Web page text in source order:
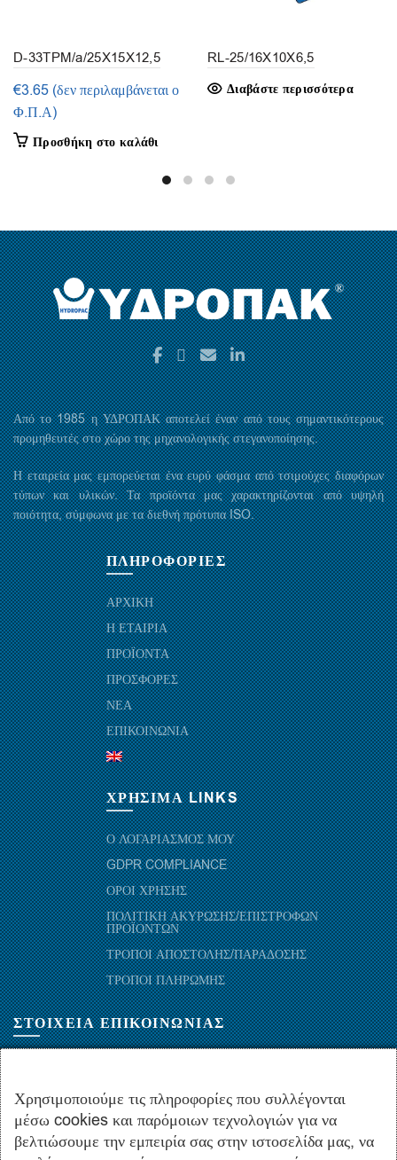
D-33TPM/a/25X15X12,5
(1τμ.)
€3.65 (δεν περιλαμβάνεται ο
Φ.Π.Α)
Προσθήκη στο καλάθι
RL-25/16X10X6,5
Διαβάστε περισσότερα
Από το 1985 η ΥΔΡΟΠΑΚ αποτελεί έναν από τους σημαντικότερους
προμηθευτές στο χώρο της μηχανολογικής στεγανοποίησης.
Η εταιρεία μας εμπορεύεται ένα ευρύ φάσμα από τσιμούχες διαφόρων
τύπων και υλικών. Τα προϊόντα μας χαρακτηρίζονται από υψηλή
ποιότητα, σύμφωνα με τα διεθνή πρότυπα ISO.
ΠΛΗΡΟΦΟΡΙΕΣ
ΑΡΧΙΚΗ
Η ΕΤΑΙΡΙΑ
ΠΡΟΪΟΝΤΑ
ΠΡΟΣΦΟΡΕΣ
ΝΕΑ
ΕΠΙΚΟΙΝΩΝΙΑ
ΧΡΗΣΙΜΑ LINKS
Ο ΛΟΓΑΡΙΑΣΜΟΣ ΜΟΥ
GDPR COMPLIANCE
ΟΡΟΙ ΧΡΗΣΗΣ
ΠΟΛΙΤΙΚΗ ΑΚΥΡΩΣΗΣ/ΕΠΙΣΤΡΟΦΩΝ
ΠΡΟΪΟΝΤΩΝ
ΤΡΟΠΟΙ ΑΠΟΣΤΟΛΗΣ/ΠΑΡΑΔΟΣΗΣ
ΤΡΟΠΟΙ ΠΛΗΡΩΜΗΣ
ΣΤΟΙΧΕΙΑ ΕΠΙΚΟΙΝΩΝΙΑΣ
+30.210-5143367,+30.210-5154659,+30.210-5147842
+30.210-5133976
info@hydropac.gr
Χρησιμοποιούμε τις πληροφορίες που συλλέγονται
μέσω cookies και παρόμοιων τεχνολογιών για να
βελτιώσουμε την εμπειρία σας στην ιστοσελίδα μας, να